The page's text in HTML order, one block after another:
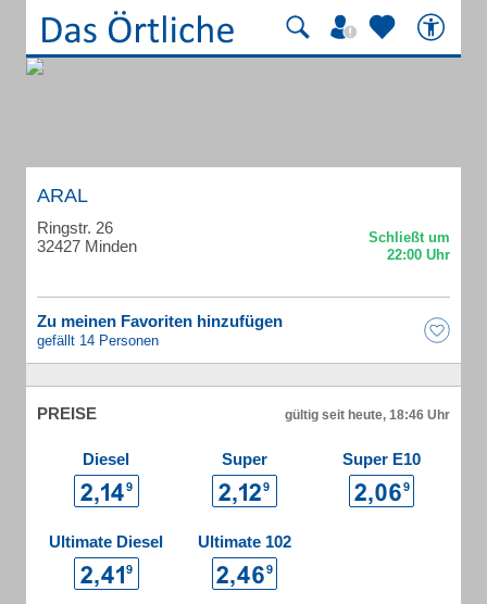
ARAL
Ringstr. 26
32427 Minden
Zu meinen Favoriten hinzufügen
gefällt 14 Personen
PREISE gültig seit heute, 18:46 Uhr
Diesel Super Super E10
Ultimate Diesel Ultimate 102